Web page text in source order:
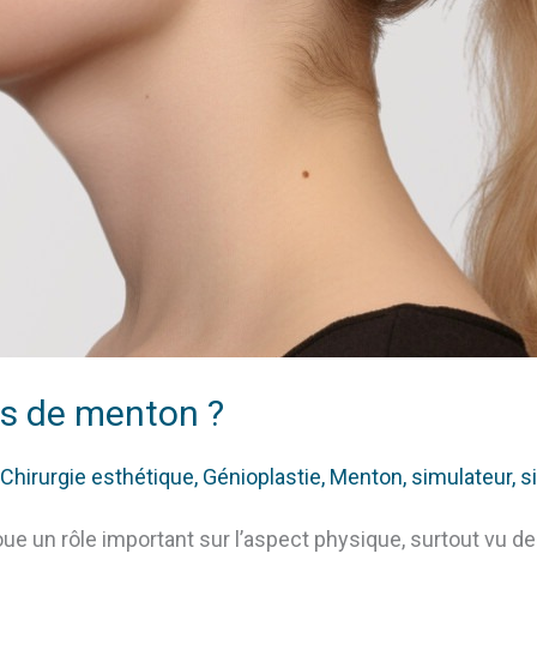
de menton ?
Chirurgie esthétique, Génioplastie, Menton, simulateur,
un rôle important sur l’aspect physique, surtout vu